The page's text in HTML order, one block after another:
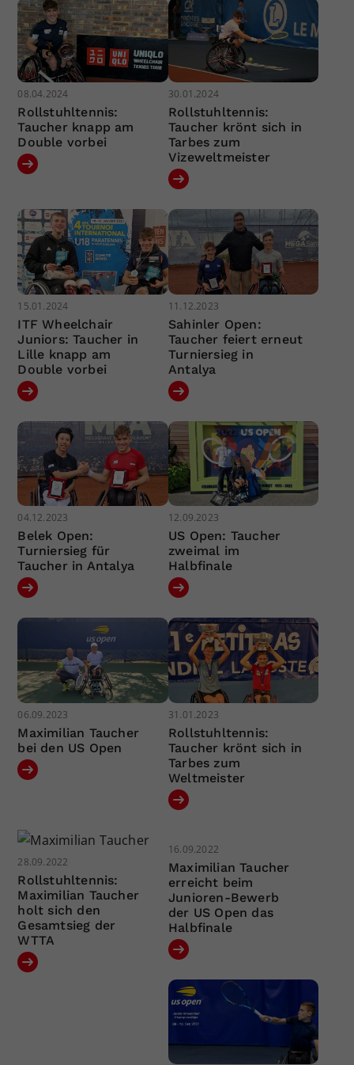
08.04.2024
Rollstuhltennis:
Taucher knapp am
Double vorbei
30.01.2024
Rollstuhltennis:
Taucher krönt sich in
Tarbes zum
Vizeweltmeister
15.01.2024
ITF Wheelchair
Juniors: Taucher in
Lille knapp am
Double vorbei
11.12.2023
Sahinler Open:
Taucher feiert erneut
Turniersieg in
Antalya
04.12.2023
Belek Open:
Turniersieg für
Taucher in Antalya
12.09.2023
US Open: Taucher
zweimal im
Halbfinale
06.09.2023
Maximilian Taucher
bei den US Open
31.01.2023
Rollstuhltennis:
Taucher krönt sich in
Tarbes zum
Weltmeister
28.09.2022
Rollstuhltennis:
Maximilian Taucher
holt sich den
Gesamtsieg der
WTTA
16.09.2022
Maximilian Taucher
erreicht beim
Junioren-Bewerb
der US Open das
Halbfinale